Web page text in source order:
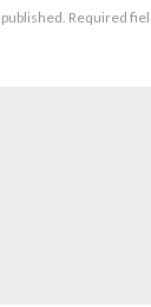
Required